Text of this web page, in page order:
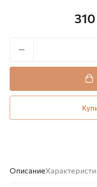
Описание
310